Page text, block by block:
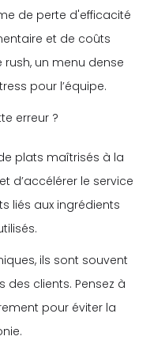
de perte d'efficacité
et de coûts
un menu dense
pour l’équipe.
erreur ?
plats maîtrisés à la
d’accélérer le service
liés aux ingrédients
ils sont souvent
des clients. Pensez à
pour éviter la